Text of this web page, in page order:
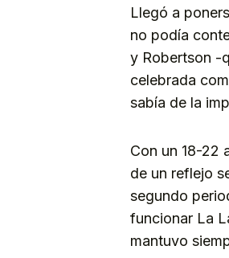
Llegó a
no podía
y Robertson -
celebrada
sabía de la
Con un 18-22
de un reflejo
segundo
funcionar La
mantuvo